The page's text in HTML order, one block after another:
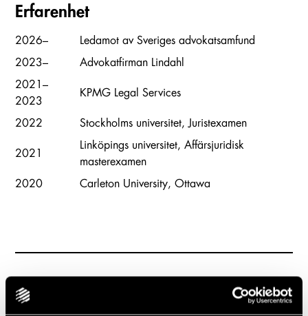
Erfarenhet
2026–
Ledamot av Sveriges advokatsamfund
2023–
Advokatfirman Lindahl
2021–
2023
KPMG Legal Services
2022 Stockholms universitet, Juristexamen
2021
Linköpings universitet, Affärsjuridisk
masterexamen
2020
Carleton University, Ottawa
Carousel items
Relaterade uppdrag & artiklar